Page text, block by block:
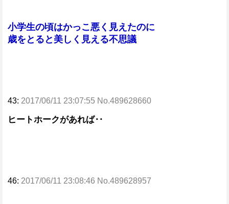
小学生の頃はかっこ悪く見えたのに
歳をとると美しく見える不思議
43: 2017/06/11 23:07:55 No.489628660
ヒートホークがあれば‥
46: 2017/06/11 23:08:46 No.489628957